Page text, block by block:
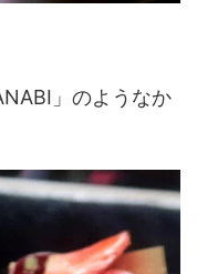
」のようなか